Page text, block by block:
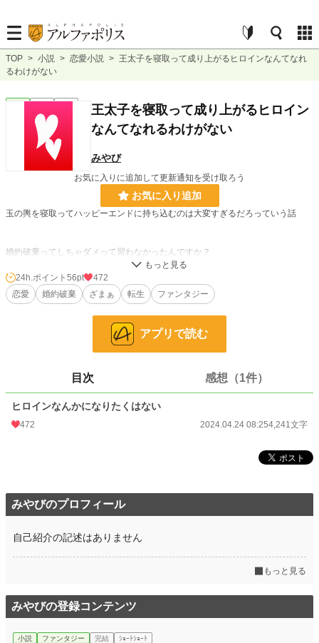
TOP > 小説 > 恋愛小説 > 王太子を寝取って成り上がるヒロインなんてなれ
るわけがない
恋愛 完結 短編
王太子を寝取って成り上がるヒロイン
なんてなれるわけがない
みやび
お気に入りに追加して更新通知を受け取ろう
お気に入り追加
玉の輿を寝取ってハッピーエンドに持ち込むのは大変すぎるだろっていう話
婚約破棄ってしちゃダメって習わなかったんですか？
https://www.alphapolis.co.jp/novel/902071521/123874683
ドアマットヒロインって貴族令嬢としては無能だよね
https://www.alphapolis.co.jp/novel/902071521/988874791
婚約破棄する王太子になる前にどうにかしろよ
https://www.alphapolis.co.jp/novel/902071521/452874985
と何となく世界観が一緒です。
6,879 位 / 66,377 件
お気に入り 96
初回公開日時 2024.04.24 08:25
初回完結日時 2024.04.24 08:25
週間ポイント 664 pt (12,057 位)
年間ポイント 24,970 pt (17,273 位)
累計ポイント 76,641 pt (35,359 位)
24h.ポイント 56pt
472
恋愛
婚約破棄 ざまぁ 転生 ファンタジー
アプリで読む
目次 感想（1件）
ヒロインなんかになりたくはない
472 2024.04.24 08:254,241文字
みやびのプロフィール
自己紹介の記述はありません
もっと見る
みやびの登録コンテンツ
小説 ファンタジー 完結 ｼｮｰﾄｼｮｰﾄ